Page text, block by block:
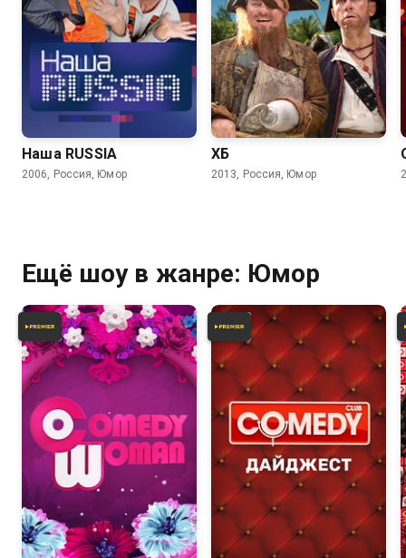
6.2 6.2
Наша RUSSIA
2006, Россия, Юмор
6.5 5.5
ХБ
2013, Россия, Юмор
Ещё шоу в жанре: Юмор